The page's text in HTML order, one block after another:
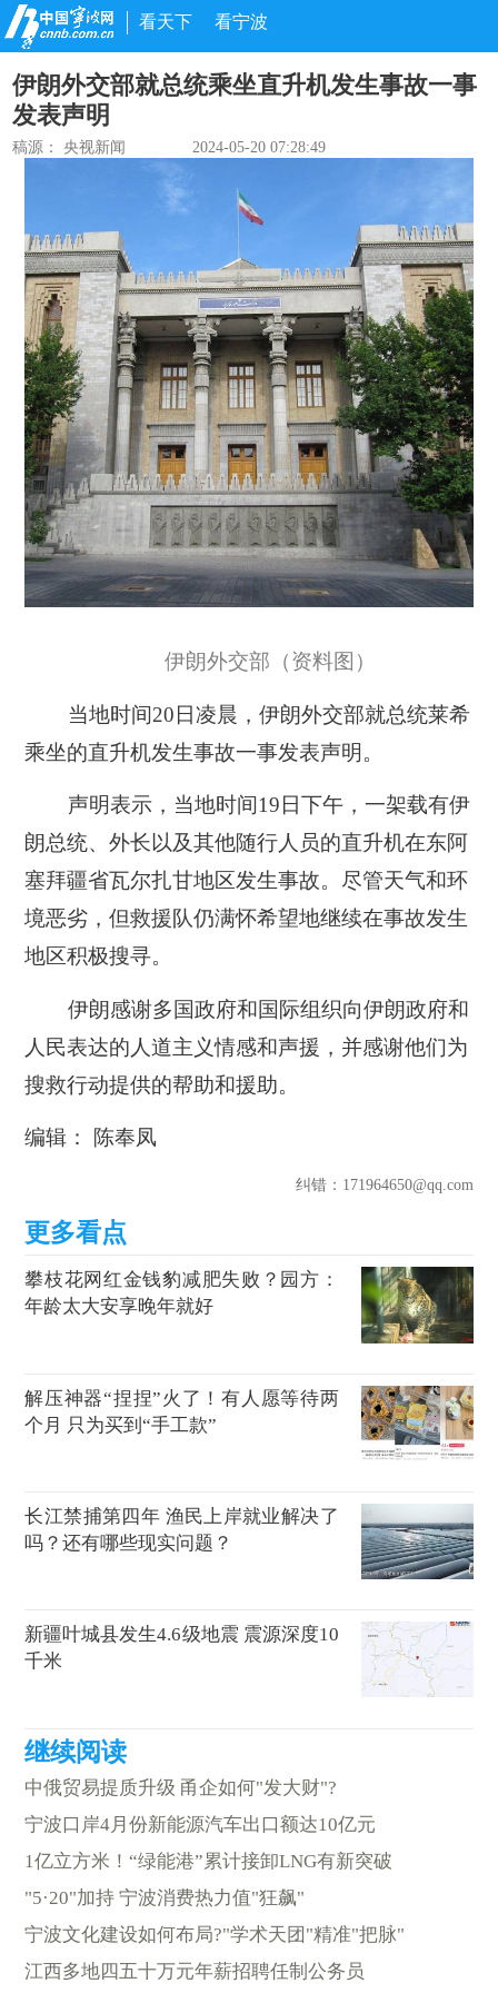
看天下 看宁波
伊朗外交部就总统乘坐直升机发生事故一事
发表声明
稿源：央视新闻 2024-05-20 07:28:49
伊朗外交部（资料图）
当地时间20日凌晨，伊朗外交部就总统莱希
乘坐的直升机发生事故一事发表声明。
声明表示，当地时间19日下午，一架载有伊
朗总统、外长以及其他随行人员的直升机在东阿
塞拜疆省瓦尔扎甘地区发生事故。尽管天气和环
境恶劣，但救援队仍满怀希望地继续在事故发生
地区积极搜寻。
伊朗感谢多国政府和国际组织向伊朗政府和
人民表达的人道主义情感和声援，并感谢他们为
搜救行动提供的帮助和援助。
编辑： 陈奉凤
纠错：171964650@qq.com
攀枝花网红金钱豹减肥失败？园方：
年龄太大安享晚年就好
解压神器“捏捏”火了！有人愿等待两
个月 只为买到“手工款”
长江禁捕第四年 渔民上岸就业解决了
吗？还有哪些现实问题？
新疆叶城县发生4.6级地震 震源深度10
千米
中俄贸易提质升级 甬企如何"发大财"?
宁波口岸4月份新能源汽车出口额达10亿元
1亿立方米！“绿能港”累计接卸LNG有新突破
"5·20"加持 宁波消费热力值"狂飙"
宁波文化建设如何布局?"学术天团"精准"把脉"
江西多地四五十万元年薪招聘任制公务员